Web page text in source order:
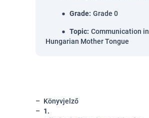
Grade: Grade 0
Topic: Communication in
Hungarian Mother Tongue
Könyvjelző
1.